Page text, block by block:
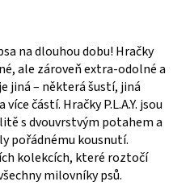
na dlouhou dobu! Hračky
ale zároveň extra-odolné a
jiná – některá šustí, jiná
částí. Hračky P.L.A.Y. jsou
s dvouvrstvým potahem a
pořádnému kousnutí.
kolekcích, které roztočí
milovníky psů.